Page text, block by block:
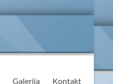
Galerija Kontakt